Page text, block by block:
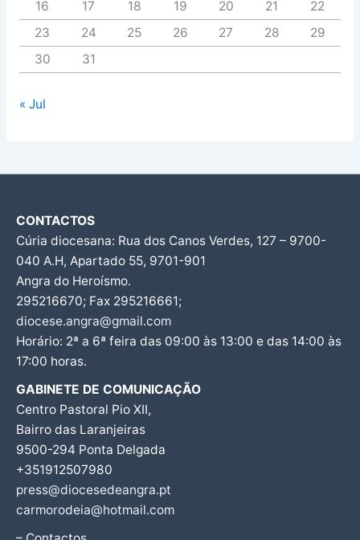
16
17 18 19 20 21
22
23
24 25 26 27 28
29
30
31
« Jul
CONTACTOS
Cúria diocesana: Rua dos Canos Verdes, 127 – 9700-
040 A.H, Apartado 55, 9701-901
Angra do Heroísmo.
295216670; Fax 295216661;
diocese.angra@gmail.com
Horário: 2ª a 6ª feira das 09:00 às 13:00 e das 14:00 às
17:00 horas.
GABINETE DE COMUNICAÇÃO
Centro Pastoral Pio XII,
Bairro das Laranjeiras
9500-294 Ponta Delgada
+351912507980
press@diocesedeangra.pt
carmorodeia@hotmail.com